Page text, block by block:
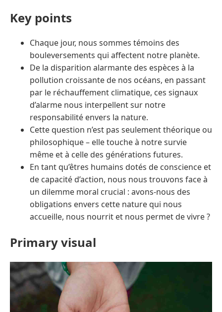
Key points
Chaque jour, nous sommes témoins des
bouleversements qui affectent notre planète.
De la disparition alarmante des espèces à la
pollution croissante de nos océans, en passant
par le réchauffement climatique, ces signaux
d’alarme nous interpellent sur notre
responsabilité envers la nature.
Cette question n’est pas seulement théorique ou
philosophique – elle touche à notre survie
même et à celle des générations futures.
En tant qu’êtres humains dotés de conscience et
de capacité d’action, nous nous trouvons face à
un dilemme moral crucial : avons-nous des
obligations envers cette nature qui nous
accueille, nous nourrit et nous permet de vivre ?
Primary visual